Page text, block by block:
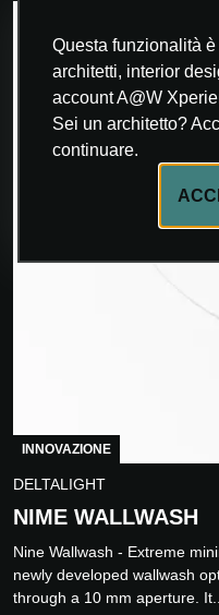
Questa funzionalità
architetti, interior
account A@W
Sei un architetto?
continuare.
INNOVAZIONE
DELTALIGHT
NIME WALLWASH
Nine Wallwash - Extreme
newly developed wallwash
through a 10 mm aperture. It...